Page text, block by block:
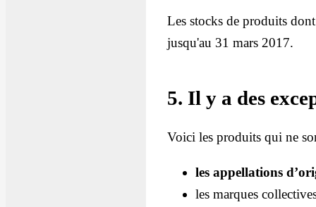
Les stocks de produits
jusqu'au 31 mars 2017.
5. Il y a des
Voici les produits qui ne
les appellations
les marques